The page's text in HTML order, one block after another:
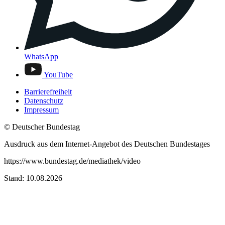
WhatsApp
YouTube
Barrierefreiheit
Datenschutz
Impressum
© Deutscher Bundestag
Ausdruck aus dem Internet-Angebot des Deutschen Bundestages
https://www.bundestag.de/mediathek/video
Stand: 10.08.2026